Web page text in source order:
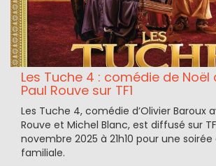
Les Tuche 4 : comédie de
Paul Rouve sur TF1
Les Tuche 4, comédie d’Olivier Baroux
Rouve et Michel Blanc, est diffusé sur
novembre 2025 à 21h10 pour une soirée
familiale.